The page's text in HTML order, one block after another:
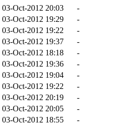
03-Oct-2012 20:03
-
03-Oct-2012 19:29
-
03-Oct-2012 19:22
-
03-Oct-2012 19:37
-
03-Oct-2012 18:18
-
03-Oct-2012 19:36
-
03-Oct-2012 19:04
-
03-Oct-2012 19:22
-
03-Oct-2012 20:19
-
03-Oct-2012 20:05
-
03-Oct-2012 18:55
-